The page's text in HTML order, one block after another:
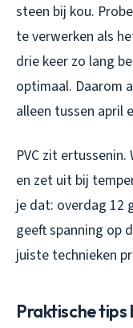
steen bij kou.
te verwerken als
drie keer zo lang
optimaal. Daarom
alleen tussen april
PVC zit
en zet uit bij
je dat: overdag 12
geeft spanning op
juiste technieken
Praktische